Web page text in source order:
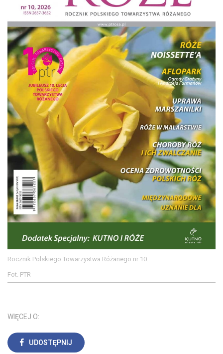
Rocznik Polskiego Towarzystwa Różanego nr 10.
Fot. PTR
WIĘCEJ O:
UDOSTĘPNIJ